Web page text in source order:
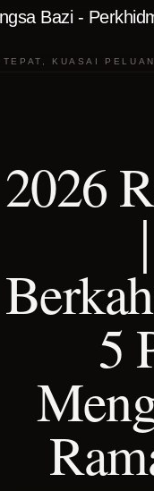
Bazi -
KUASAI
2026
5